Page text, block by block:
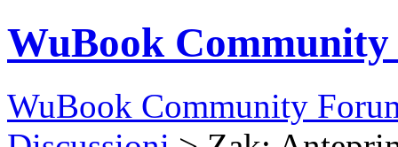
WuBook
WuBook Community